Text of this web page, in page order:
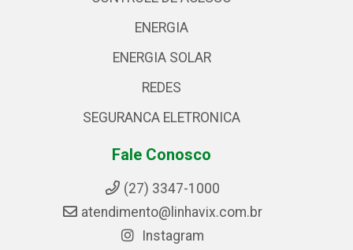
ENERGIA
ENERGIA SOLAR
REDES
SEGURANCA ELETRONICA
Fale Conosco
(27) 3347-1000
atendimento@linhavix.com.br
Instagram